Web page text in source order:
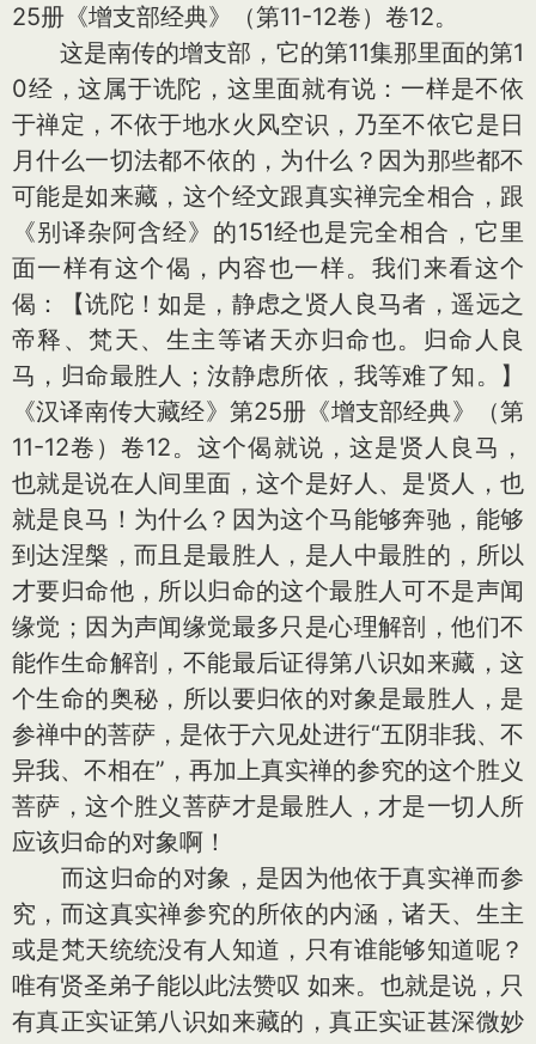
25册《增支部经典》（第11-12卷）卷12。
这是南传的增支部，它的第11集那里面的第1
0经，这属于诜陀，这里面就有说：一样是不依
于禅定，不依于地水火风空识，乃至不依它是日
月什么一切法都不依的，为什么？因为那些都不
可能是如来藏，这个经文跟真实禅完全相合，跟
《别译杂阿含经》的151经也是完全相合，它里
面一样有这个偈，内容也一样。我们来看这个
偈：【诜陀！如是，静虑之贤人良马者，遥远之
帝释、梵天、生主等诸天亦归命也。归命人良
马，归命最胜人；汝静虑所依，我等难了知。】
《汉译南传大藏经》第25册《增支部经典》（第
11-12卷）卷12。这个偈就说，这是贤人良马，
也就是说在人间里面，这个是好人、是贤人，也
就是良马！为什么？因为这个马能够奔驰，能够
到达涅槃，而且是最胜人，是人中最胜的，所以
才要归命他，所以归命的这个最胜人可不是声闻
缘觉；因为声闻缘觉最多只是心理解剖，他们不
能作生命解剖，不能最后证得第八识如来藏，这
个生命的奥秘，所以要归依的对象是最胜人，是
参禅中的菩萨，是依于六见处进行“五阴非我、不
异我、不相在”，再加上真实禅的参究的这个胜义
菩萨，这个胜义菩萨才是最胜人，才是一切人所
应该归命的对象啊！
而这归命的对象，是因为他依于真实禅而参
究，而这真实禅参究的所依的内涵，诸天、生主
或是梵天统统没有人知道，只有谁能够知道呢？
唯有贤圣弟子能以此法赞叹 如来。也就是说，只
有真正实证第八识如来藏的，真正实证甚深微妙